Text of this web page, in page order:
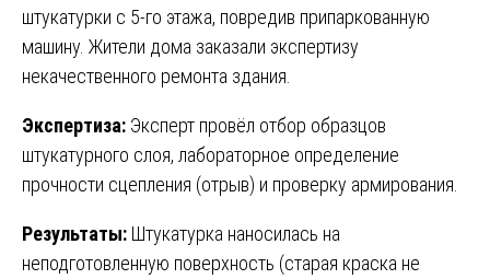
штукатурки с 5-го этажа, повредив припаркованную
машину. Жители дома заказали экспертизу
некачественного ремонта здания.
Экспертиза: Эксперт провёл отбор образцов
штукатурного слоя, лабораторное определение
прочности сцепления (отрыв) и проверку армирования.
Результаты: Штукатурка наносилась на
неподготовленную поверхность (старая краска не